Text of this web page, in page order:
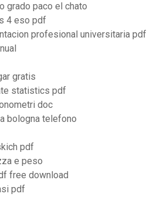
grado paco el chato
4 eso pdf
profesional universitaria pdf
gratis
statistics pdf
doc
bologna telefono
pdf
e peso
free download
pdf